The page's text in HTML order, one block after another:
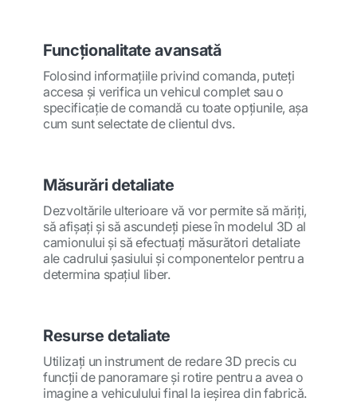
Funcţionalitate avansată
Folosind informaţiile privind comanda, puteţi
accesa şi verifica un vehicul complet sau o
specificaţie de comandă cu toate opţiunile, aşa
cum sunt selectate de clientul dvs.
Măsurări detaliate
Dezvoltările ulterioare vă vor permite să măriţi,
să afişaţi şi să ascundeţi piese în modelul 3D al
camionului şi să efectuaţi măsurători detaliate
ale cadrului şasiului şi componentelor pentru a
determina spaţiul liber.
Resurse detaliate
Utilizaţi un instrument de redare 3D precis cu
funcţii de panoramare şi rotire pentru a avea o
imagine a vehiculului final la ieşirea din fabrică.